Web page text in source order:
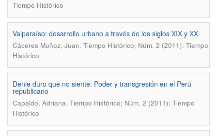
Tiempo Histórico
Valparaíso: desarrollo urbano a través de los siglos XIX y XX
Cáceres Muñoz, Juan. Tiempo Histórico; Núm. 2 (2011): Tiempo
Histórico
Denle duro que no siente: Poder y transgresión en el Perú
republicano
Capaldo, Adriana. Tiempo Histórico; Núm. 2 (2011): Tiempo
Histórico